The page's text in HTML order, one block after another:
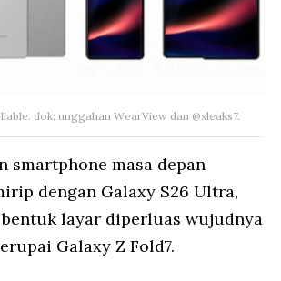
dok: unggahan WearView dan @xleaks7.
smartphone masa depan
dengan Galaxy S26 Ultra,
bentuk layar diperluas wujudnya
Galaxy Z Fold7.